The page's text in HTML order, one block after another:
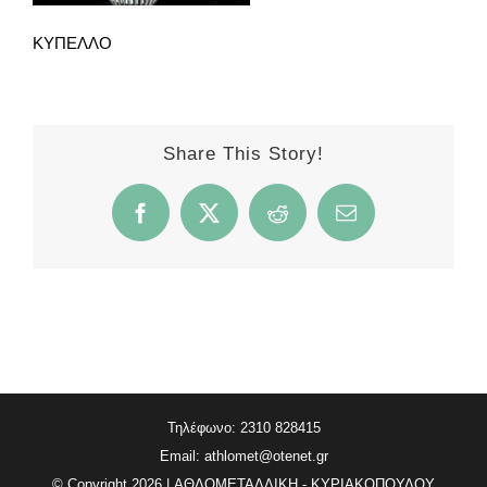
ΚΥΠΕΛΛΟ
Share This Story!
Facebook
X Reddit Email
Τηλέφωνο: 2310 828415
Email: athlomet@otenet.gr